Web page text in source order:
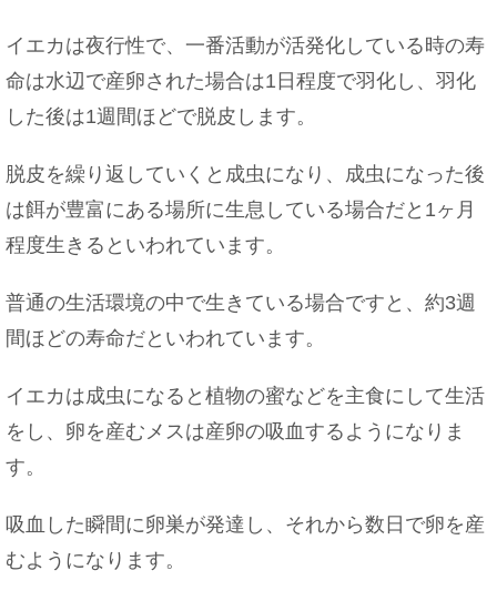
イエカは夜行性で、一番活動が活発化している時の寿
命は水辺で産卵された場合は1日程度で羽化し、羽化
した後は1週間ほどで脱皮します。
脱皮を繰り返していくと成虫になり、成虫になった後
は餌が豊富にある場所に生息している場合だと1ヶ月
程度生きるといわれています。
普通の生活環境の中で生きている場合ですと、約3週
間ほどの寿命だといわれています。
イエカは成虫になると植物の蜜などを主食にして生活
をし、卵を産むメスは産卵の吸血するようになりま
す。
吸血した瞬間に卵巣が発達し、それから数日で卵を産
むようになります。